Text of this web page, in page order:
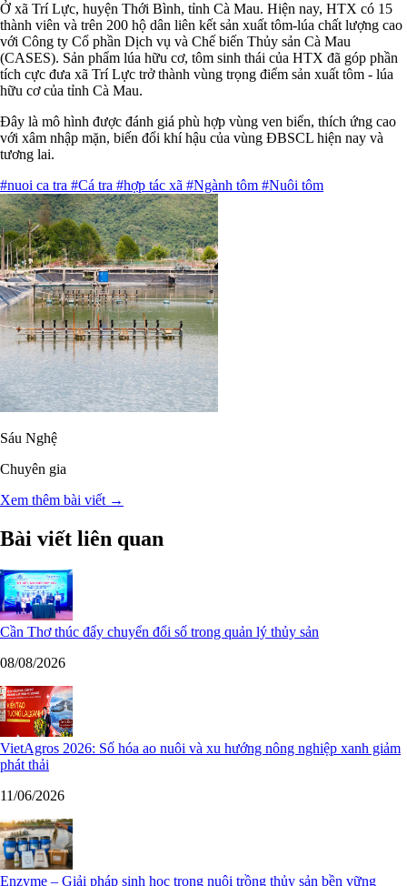
Ở xã Trí Lực, huyện Thới Bình, tỉnh Cà Mau. Hiện nay, HTX có 15
thành viên và trên 200 hộ dân liên kết sản xuất tôm-lúa chất lượng cao
với Công ty Cổ phần Dịch vụ và Chế biến Thủy sản Cà Mau
(CASES). Sản phẩm lúa hữu cơ, tôm sinh thái của HTX đã góp phần
tích cực đưa xã Trí Lực trở thành vùng trọng điểm sản xuất tôm - lúa
hữu cơ của tỉnh Cà Mau.
Đây là mô hình được đánh giá phù hợp vùng ven biển, thích ứng cao
với xâm nhập mặn, biến đổi khí hậu của vùng ĐBSCL hiện nay và
tương lai.
#nuoi ca tra #Cá tra #hợp tác xã #Ngành tôm #Nuôi tôm
Sáu Nghệ
Chuyên gia
Xem thêm bài viết →
Bài viết liên quan
Cần Thơ thúc đẩy chuyển đổi số trong quản lý thủy sản
08/08/2026
VietAgros 2026: Số hóa ao nuôi và xu hướng nông nghiệp xanh giảm
phát thải
11/06/2026
Enzyme – Giải pháp sinh học trong nuôi trồng thủy sản bền vững